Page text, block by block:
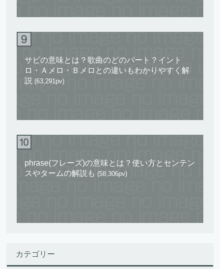
サビの意味とは？歌曲のどのパート？イント
ロ・Ａメロ・Ｂメロとの違いもわかりやすく解
説 (63,291pv)
phrase(フレーズ)の意味とは？使い方とセンテン
スやタームの解説も (58,306pv)
カテゴリー